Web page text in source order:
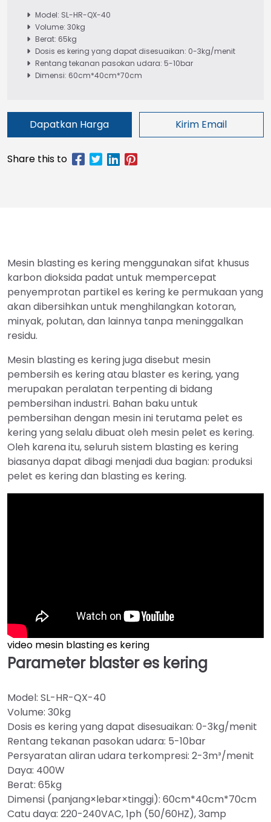
Model: SL-HR-QX-40
Volume: 30kg
Berat: 65kg
Dosis es kering yang dapat disesuaikan: 0-3kg/menit
Rentang tekanan pasokan udara: 5-10bar
Dimensi: 60cm*40cm*70cm
Dapatkan Harga Kirim Email
Mesin blasting es kering menggunakan sifat khusus
karbon dioksida padat untuk mempercepat
penyemprotan partikel es kering ke permukaan yang
akan dibersihkan untuk menghilangkan kotoran,
minyak, polutan, dan lainnya tanpa meninggalkan
residu.
Mesin blasting es kering juga disebut mesin
pembersih es kering atau blaster es kering, yang
merupakan peralatan terpenting di bidang
pembersihan industri. Bahan baku untuk
pembersihan dengan mesin ini terutama pelet es
kering yang selalu dibuat oleh mesin pelet es kering.
Oleh karena itu, seluruh sistem blasting es kering
biasanya dapat dibagi menjadi dua bagian: produksi
pelet es kering dan blasting es kering.
video mesin blasting es kering
Parameter blaster es kering
Model: SL-HR-QX-40
Volume: 30kg
Dosis es kering yang dapat disesuaikan: 0-3kg/menit
Rentang tekanan pasokan udara: 5-10bar
Persyaratan aliran udara terkompresi: 2-3m³/menit
Daya: 400W
Berat: 65kg
Dimensi (panjang×lebar×tinggi): 60cm*40cm*70cm
Catu daya: 220-240VAC, 1ph (50/60HZ), 3amp